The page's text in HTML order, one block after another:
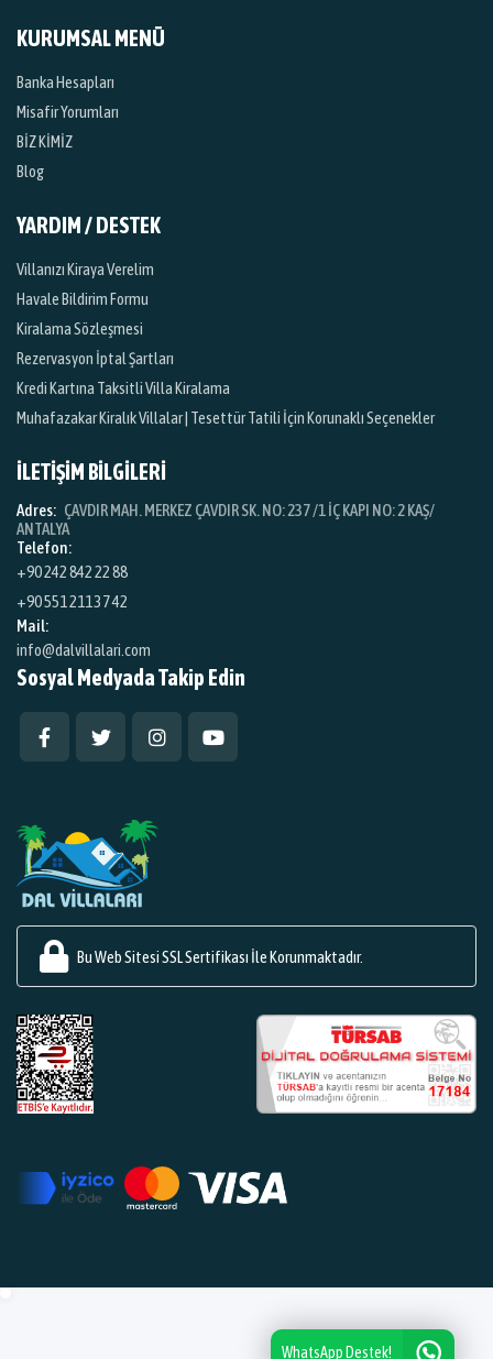
KURUMSAL MENÜ
Banka Hesapları
Misafir Yorumları
BİZ KİMİZ
Blog
YARDIM / DESTEK
Villanızı Kiraya Verelim
Havale Bildirim Formu
Kiralama Sözleşmesi
Rezervasyon İptal Şartları
Kredi Kartına Taksitli Villa Kiralama
Muhafazakar Kiralık Villalar | Tesettür Tatili İçin Korunaklı Seçenekler
İLETİŞİM BİLGİLERİ
Adres: ÇAVDIR MAH. MERKEZ ÇAVDIR SK. NO: 237 /1 İÇ KAPI NO: 2 KAŞ/
ANTALYA
Telefon:
+90 242 842 22 88
+90 551 211 37 42
Mail:
info@dalvillalari.com
Sosyal Medyada Takip Edin
Bu Web Sitesi SSL Sertifikası İle Korunmaktadır.
WhatsApp Destek!